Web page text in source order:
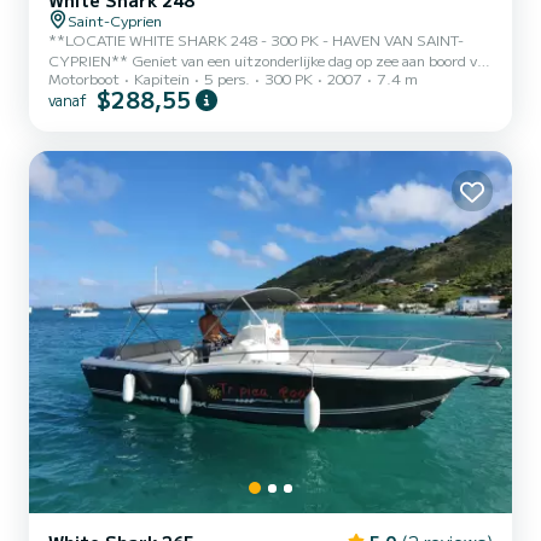
Saint-Cyprien
**LOCATIE WHITE SHARK 248 - 300 PK - HAVEN VAN SAINT-
CYPRIEN** Geniet van een uitzonderlijke dag op zee aan boord van
mijn White Shark 248, een boot die bekend staat om zijn
zeevaardigheden, comfort en prestaties. Vertrek vanuit de haven
met familie of vrienden. **Kenmerken van de boot** • White Shark
248 • Motor 300 PK • Capaciteit: tot 6 passagiers • Ruime,
comfortabel...
Motorboot Kapitein 5 pers. 300 PK 2007 7.4 m
vanaf $288,55